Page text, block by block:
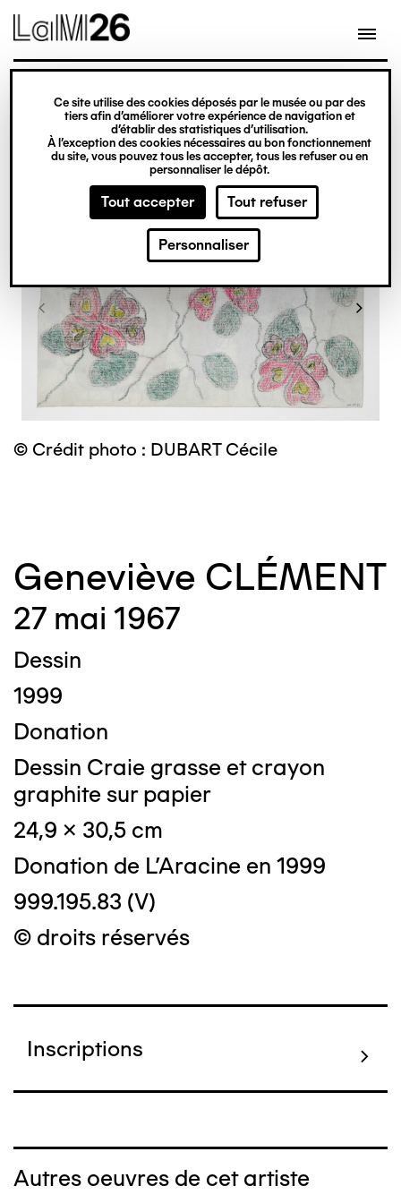
Gestion des cookies
Ce site utilise des cookies déposés par le musée ou par des
tiers afin d’améliorer votre expérience de navigation et
d’établir des statistiques d’utilisation.
À l’exception des cookies nécessaires au bon fonctionnement
du site, vous pouvez tous les accepter, tous les refuser ou en
personnaliser le dépôt.
Tout accepter Tout refuser
Personnaliser
contenu
© Crédit photo : DUBART Cécile
Geneviève CLÉMENT
27 mai 1967
Dessin
1999
Donation
Dessin Craie grasse et crayon
graphite sur papier
24,9 x 30,5 cm
Donation de L'Aracine en 1999
999.195.83 (V)
© droits réservés
Inscriptions
Autres oeuvres de cet artiste